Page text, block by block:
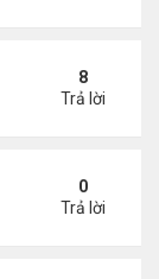
kỳ
8
Trả lời
My Chill
0
Trả lời